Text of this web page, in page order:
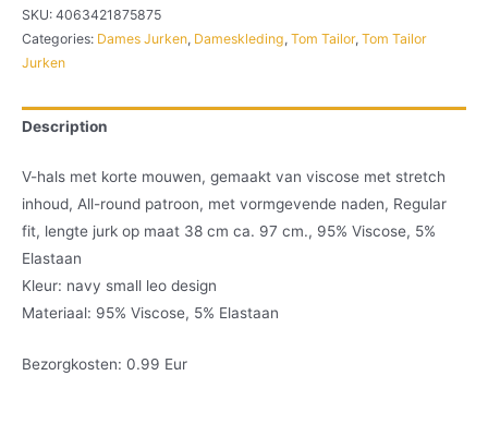
SKU: 4063421875875
Categories: Dames Jurken, Dameskleding, Tom Tailor, Tom Tailor
Jurken
Description
V-hals met korte mouwen, gemaakt van viscose met stretch
inhoud, All-round patroon, met vormgevende naden, Regular
fit, lengte jurk op maat 38 cm ca. 97 cm., 95% Viscose, 5%
Elastaan
Kleur: navy small leo design
Materiaal: 95% Viscose, 5% Elastaan
Bezorgkosten: 0.99 Eur